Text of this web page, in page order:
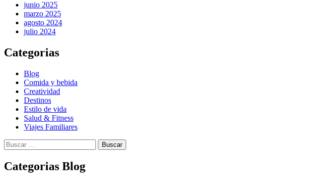
junio 2025
marzo 2025
agosto 2024
julio 2024
Categorias
Blog
Comida y bebida
Creatividad
Destinos
Estilo de vida
Salud & Fitness
Viajes Familiares
Buscar:
Categorias Blog